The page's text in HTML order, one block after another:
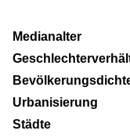
Medianalter
Urbanisierung
Städte